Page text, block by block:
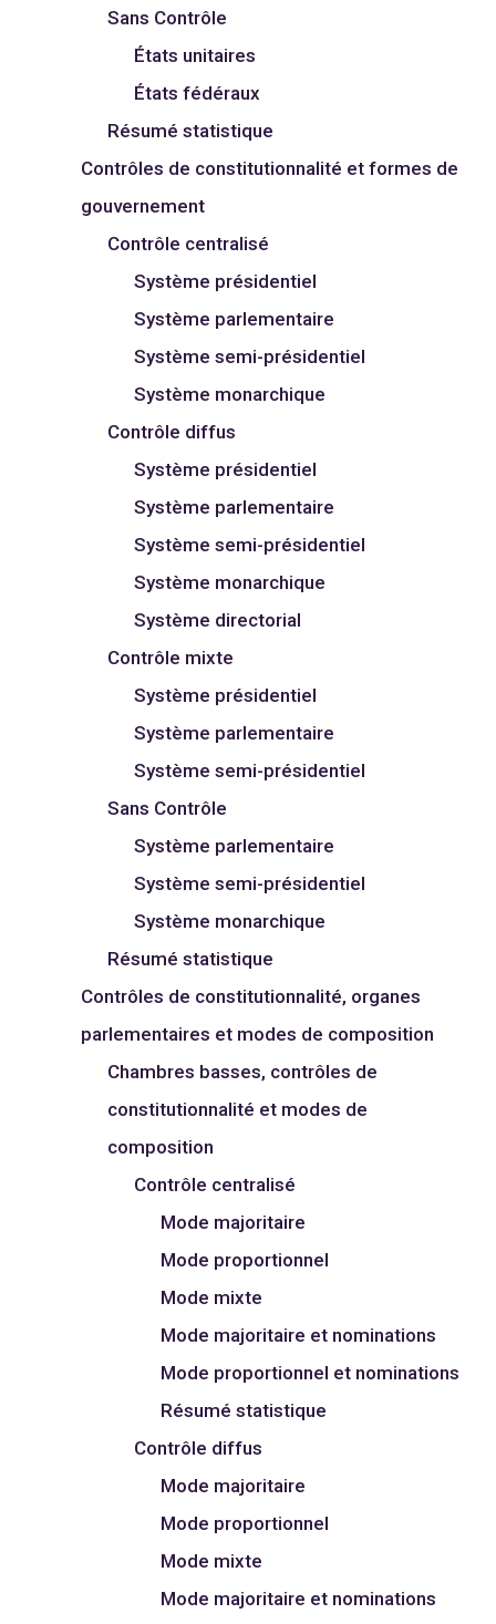
Sans Contrôle
États unitaires
États fédéraux
Résumé statistique
Contrôles de constitutionnalité et formes de
gouvernement
Contrôle centralisé
Système présidentiel
Système parlementaire
Système semi-présidentiel
Système monarchique
Contrôle diffus
Système présidentiel
Système parlementaire
Système semi-présidentiel
Système monarchique
Système directorial
Contrôle mixte
Système présidentiel
Système parlementaire
Système semi-présidentiel
Sans Contrôle
Système parlementaire
Système semi-présidentiel
Système monarchique
Résumé statistique
Contrôles de constitutionnalité, organes
parlementaires et modes de composition
Chambres basses, contrôles de
constitutionnalité et modes de
composition
Contrôle centralisé
Mode majoritaire
Mode proportionnel
Mode mixte
Mode majoritaire et nominations
Mode proportionnel et nominations
Résumé statistique
Contrôle diffus
Mode majoritaire
Mode proportionnel
Mode mixte
Mode majoritaire et nominations